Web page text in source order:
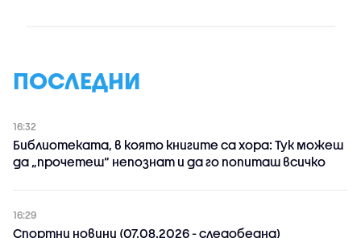
ПОСЛЕДНИ
16:32
Библиотеката, в която книгите са хора: Тук можеш
да „прочетеш“ непознат и да го попиташ всичко
16:29
Спортни новини (07.08.2026 - следобедна)